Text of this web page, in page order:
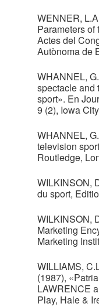
WENNER,
Parameters of
Actes del
Autònoma de
WHANNEL,
spectacle and
sport». En
9 (2), Iowa
WHANNEL,
television
Routledge,
WILKINSON,
du sport,
WILKINSON,
Marketing
Marketing
WILLIAMS,
(1987),
LAWRENCE
Play, Hale &